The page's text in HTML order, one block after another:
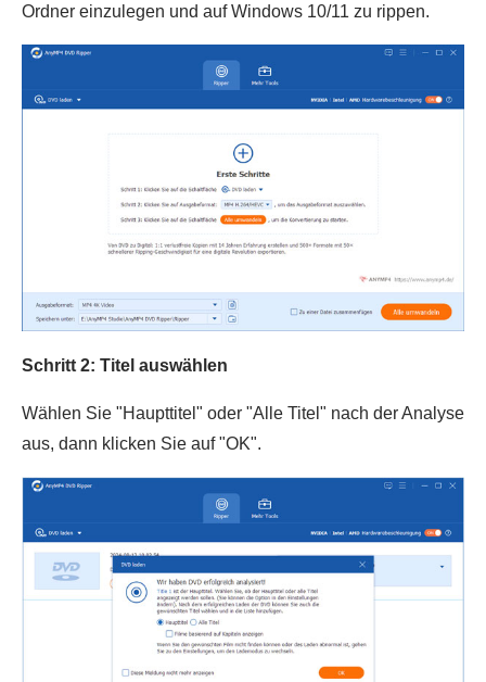
Ordner einzulegen und auf Windows 10/11 zu rippen.
Schritt 2: Titel auswählen
Wählen Sie "Haupttitel" oder "Alle Titel" nach der Analyse
aus, dann klicken Sie auf "OK".